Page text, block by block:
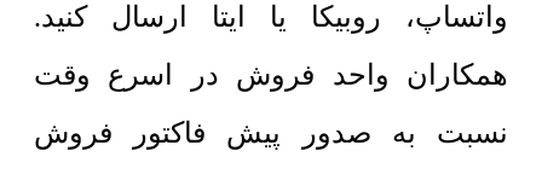
واتساپ، روبیکا یا ایتا ارسال کنید.
همکاران واحد فروش در اسرع وقت
نسبت به صدور پیش فاکتور فروش